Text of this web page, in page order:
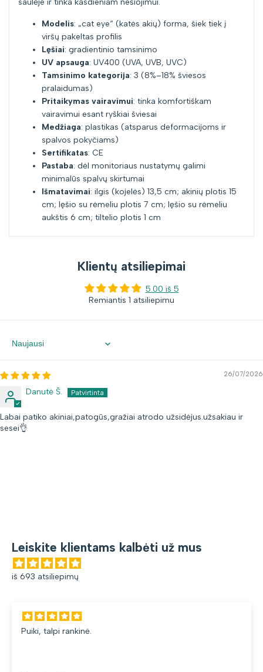
saulėje ir tinka kasdieniam nešiojimui.
Modelis: „cat eye“ (katės akių) forma, šiek tiek į
viršų pakeltas profilis
Lęšiai: gradientinio tamsinimo
UV apsauga: UV400 (UVA, UVB, UVC)
Tamsinimo kategorija: 3 (8%–18% šviesos
pralaidumas)
Pritaikymas vairavimui: tinka komfortiškam
vairavimui esant ryškiai šviesai
Medžiaga: plastikas (atsparus deformacijoms ir
spalvos pokyčiams)
Sertifikatas: CE
Pastaba: dėl monitoriaus nustatymų galimi
minimalūs spalvų skirtumai
Išmatavimai: ilgis (kojelės) 13,5 cm; akinių plotis 15
cm; lęšio su rėmeliu plotis 7 cm; lęšio su rėmeliu
aukštis 6 cm; tiltelio plotis 1 cm
Klientų atsiliepimai
5.00 iš 5
Remiantis 1 atsiliepimu
Sort by
26/07/2026
Danutė Š.
Labai patiko akiniai,patogūs,gražiai atrodo užsidėjus.užsakiau ir
sesei👌
Leiskite klientams kalbėti už mus
iš 693 atsiliepimų
talpi rankinė.